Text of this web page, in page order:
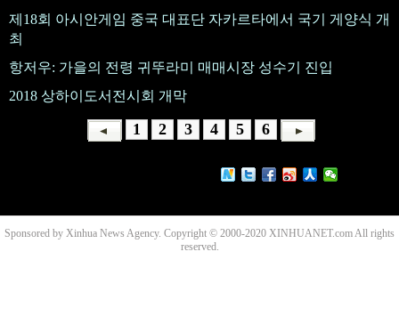
제18회 아시안게임 중국 대표단 자카르타에서 국기 게양식 개
최
항저우: 가을의 전령 귀뚜라미 매매시장 성수기 진입
2018 상하이도서전시회 개막
1 2 3 4 5 6